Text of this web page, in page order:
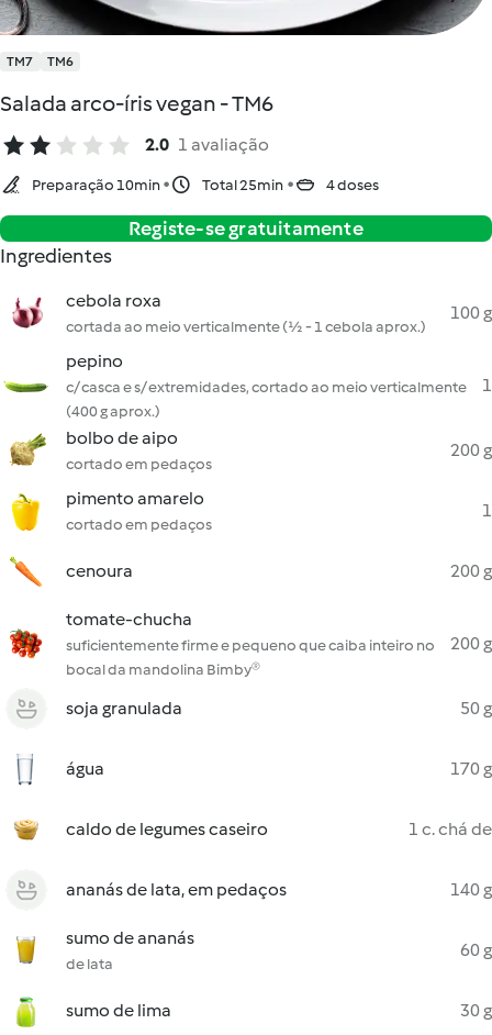
TM7 TM6
Salada arco-íris vegan - TM6
2.0 1 avaliação
Preparação 10min Total 25min 4 doses
Registe-se gratuitamente
Ingredientes
cebola roxa
cortada ao meio verticalmente (½ - 1 cebola aprox.)
100 g
pepino
c/ casca e s/ extremidades, cortado ao meio verticalmente
(400 g aprox.)
1
bolbo de aipo
cortado em pedaços
200 g
pimento amarelo
cortado em pedaços
1
cenoura 200 g
tomate-chucha
suficientemente firme e pequeno que caiba inteiro no
bocal da mandolina Bimby®
200 g
soja granulada 50 g
água 170 g
caldo de legumes caseiro 1 c. chá de
ananás de lata, em pedaços 140 g
sumo de ananás
de lata
60 g
sumo de lima 30 g